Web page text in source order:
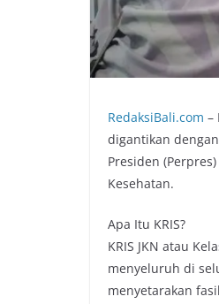
RedaksiBali.com –
digantikan
Presiden
Kesehatan.
Apa Itu KRIS?
KRIS JKN atau
menyeluruh di
menyetarakan